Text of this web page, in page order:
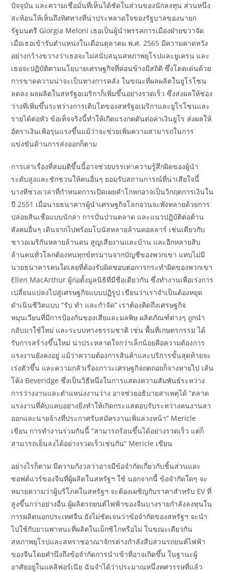
ปัจจุบัน และความเชื่อมั่นที่เห็นได้ชัดในส่วนของนักลงทุน ส่วนหนึ่ง
สะท้อนให้เห็นถึงทิศทางที่น่าประหลาดใจของรัฐบาลของนายก
รัฐมนตรี Giorgia Meloni เธอเป็นผู้นำพรรคการเมืองฝ่ายขวาจัด
เมื่อเธอเข้ารับตำแหน่งในเดือนตุลาคม พ.ศ. 2565 มีความคาดหวัง
อย่างกว้างขวางว่าเธอจะไม่สนับสนุนสหภาพยุโรปและยูเครน และ
เธอจะปฏิบัติตามนโยบายเศรษฐกิจที่ค่อนข้างมีสถิติ ซึ่งโดดเด่นด้วย
การขาดความน่าจะเป็นทางการคลัง ในขณะที่ผลผลิตในยูโรโซน
ลดลง ผลผลิตในสหรัฐอเมริกาก็เพิ่มขึ้นอย่างรวดเร็ว ซึ่งส่งผลให้ช่อง
ว่างที่เพิ่มขึ้นระหว่างการเติบโตของสหรัฐอเมริกาและยูโรโซนและ
รายได้ต่อหัว ข้อเท็จจริงนี้ทำให้เกิดแรงกดดันต่อค่าเงินยูโร ส่งผลให้
อัตราเงินเฟ้อรุนแรงขึ้นแม้ว่าจะช่วยเพิ่มความสามารถในการ
แข่งขันด้านการส่งออกก็ตาม
การเล่าเรื่องที่สมมติขึ้นนี้อาจช่วยบรรเทาความรู้สึกผิดของผู้นำ
ระดับสูงและชักชวนให้คนอื่นๆ ยอมรับสถานการณ์ที่น่าเสียใจนี้
บางทีช่วงเวลาที่กำหนดการเปิดเผยคำโกหกอาจเป็นวิกฤตการเงินใน
ปี 2551 เมื่อนายธนาคารผู้นำเศรษฐกิจโลกจวนจะพังทลายด้วยการ
ปล่อยสินเชื่อแบบนักล่า การปั่นป่วนตลาด และแนวปฏิบัติต่อต้าน
สังคมอื่นๆ เดินจากไปพร้อมโบนัสหลายล้านดอลลาร์ เช่นเดียวกับ
ชาวอเมริกันหลายล้านคน สูญเสียงานและบ้าน และอีกหลายสิบ
ล้านคนทั่วโลกต้องทนทุกข์ทรมานจากบัญชีของพวกเขา แทบไม่มี
นายธนาคารคนใดเลยที่ต้องรับผิดชอบต่อการกระทำผิดของพวกเขา
Ellen MacArthur ผู้ก่อตั้งมูลนิธิที่มีชื่อเดียวกัน ซึ่งทำงานเพื่อเร่งการ
เปลี่ยนแปลงไปสู่เศรษฐกิจแบบปฏิรูป เขียนว่าเราจำเป็นต้องหยุด
ดำเนินชีวิตแบบ “รับ ทำ และกำจัด” เราต้องคิดถึงเศรษฐกิจ
หมุนเวียนที่มีการป้องกันของเสียและมลพิษ ผลิตภัณฑ์ต่างๆ ถูกนำ
กลับมาใช้ใหม่ และระบบทางธรรมชาติ เช่น พื้นที่เกษตรกรรม ได้
รับการสร้างขึ้นใหม่ น่าประหลาดใจกว่าเล็กน้อยคือความต้องการ
แรงงานยังคงอยู่ แม้ว่าความต้องการสินค้าและบริการขั้นสุดท้ายจะ
เร่งตัวขึ้น และความกลัวเรื่องภาวะเศรษฐกิจถดถอยก็จางหายไป เส้น
โค้ง Beveridge ซึ่งเป็นวิธีหนึ่งในการแสดงความสัมพันธ์ระหว่าง
การว่างงานและตำแหน่งงานว่าง อาจช่วยอธิบายสาเหตุได้ “ตลาด
แรงงานที่คับแคบอย่างยิ่งทำให้เกิดกระแสตอบรับระหว่างคนงานลา
ออกและนายจ้างที่ประกาศรับสมัครงานเพิ่มล่วงหน้า” Mericle
เขียน การทำงานร่วมกันนี้ “สามารถร้อนขึ้นได้อย่างรวดเร็ว แต่ก็
สามารถเย็นลงได้อย่างรวดเร็วเช่นกัน” Mericle เขียน
อย่างไรก็ตาม มีความกังวลว่าอาจมีข้อจำกัดเกี่ยวกับชิ้นส่วนและ
ซอฟต์แวร์ของจีนที่ผู้ผลิตในสหรัฐฯ ใช้ นอกจากนี้ ข้อจำกัดใดๆ จะ
หมายความว่าผู้บริโภคในสหรัฐฯ จะต้องเผชิญกับราคาสำหรับ EV ที่
สูงขึ้นกว่าอย่างอื่น ผู้ผลิตรถยนต์ไฟฟ้าของจีนบางรายกำลังลงทุนใน
การผลิตนอกประเทศจีน ยังไม่ชัดเจนว่าข้อจำกัดของสหรัฐฯ จะนำ
ไปใช้กับยานพาหนะที่ผลิตในเม็กซิโกหรือไม่ ในขณะเดียวกัน
สหภาพยุโรปและสหราชอาณาจักรต่างกำลังสืบสวนรถยนต์ไฟฟ้า
ของจีนโดยคำนึงถึงข้อจำกัดการนำเข้าที่อาจเกิดขึ้น ในฐานะผู้
อาศัยอยู่ในแคลิฟอร์เนีย ฉันจำได้ว่าประมาณหนึ่งทศวรรษที่แล้ว